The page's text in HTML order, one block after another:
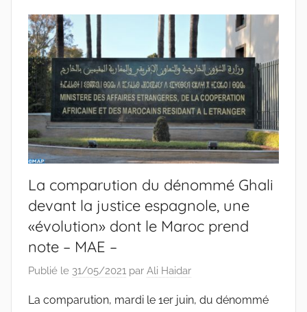
La comparution du dénommé Ghali
devant la justice espagnole, une
«évolution» dont le Maroc prend
note – MAE –
Publié le 31/05/2021 par Ali Haidar
La comparution, mardi le 1er juin, du dénommé